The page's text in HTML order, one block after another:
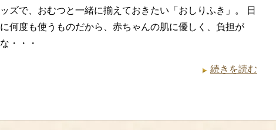
ッズで、おむつと一緒に揃えておきたい「おしりふき」。 日
に何度も使うものだから、赤ちゃんの肌に優しく、負担が
な・・・
続きを読む